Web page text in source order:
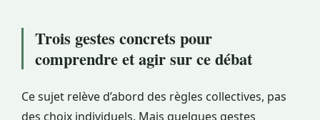
Trois gestes concrets pour
comprendre et agir sur ce débat
Ce sujet relève d’abord des règles collectives, pas
des choix individuels. Mais quelques gestes